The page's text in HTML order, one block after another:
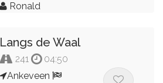
Ronald
Langs de Waal
241
04:50
Ankeveen